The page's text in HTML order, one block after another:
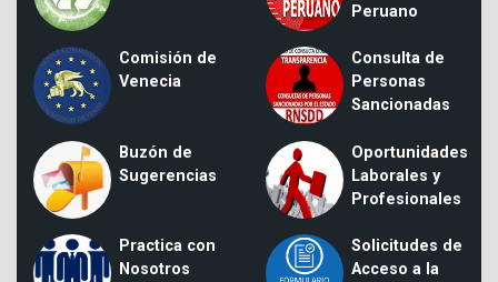
Peruano
Comisión de
Venecia
Consulta de
Personas
Sancionadas
Buzón de
Sugerencias
Oportunidades
Laborales y
Profesionales
Practica con
Nosotros
Solicitudes de
Acceso a la